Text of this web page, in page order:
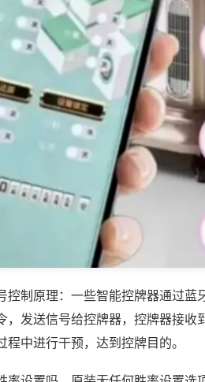
控制原理：一些智能控牌器通过
，发送信号给控牌器，控牌器接
程中进行干预，达到控牌目的。